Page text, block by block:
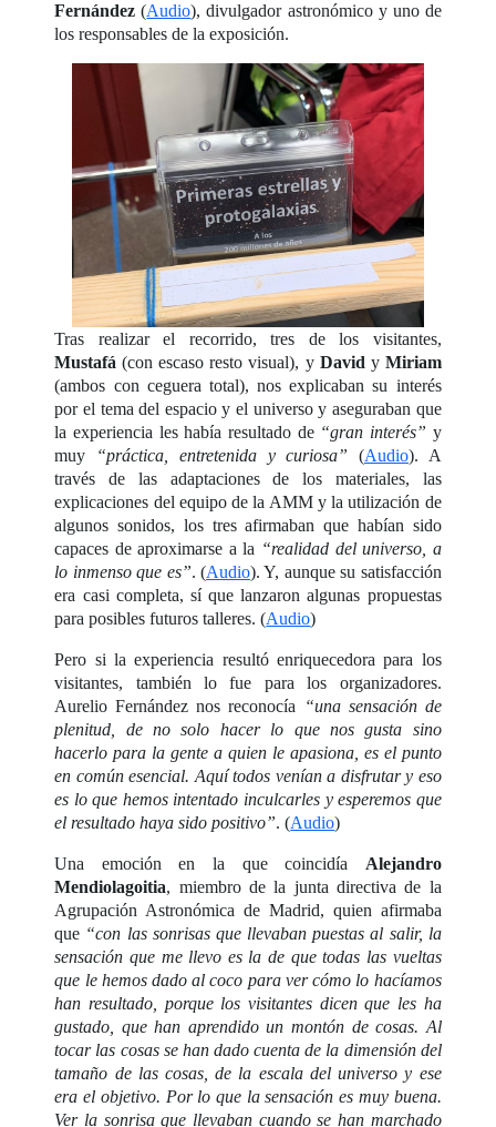
Fernández(Audio), divulgador astronómico y uno de
los responsables de la exposición.
Tras realizar el recorrido, tres de los visitantes,
Mustafá (con escaso resto visual), y David y Miriam
(ambos con ceguera total), nos explicaban su interés
por el tema del espacio y el universo y aseguraban que
la experiencia les había resultado de “gran interés” y
muy
“práctica, entretenida y curiosa” (Audio). A
través de las adaptaciones de los materiales, las
explicaciones del equipo de la AMM y la utilización de
algunos sonidos, los tres afirmaban que habían sido
capaces de aproximarse a la “realidad del universo, a
lo inmenso que es”. (Audio). Y, aunque su satisfacción
era casi completa, sí que lanzaron algunas propuestas
para posibles futuros talleres. (Audio)
Pero si la experiencia resultó enriquecedora para los
visitantes, también lo fue para los organizadores.
Aurelio Fernández nos reconocía
“una sensación de
plenitud, de no solo hacer lo que nos gusta sino
hacerlo para la gente a quien le apasiona, es el punto
en común esencial. Aquí todos venían a disfrutar y eso
es lo que hemos intentado inculcarles y esperemos que
el resultado haya sido positivo”. (Audio)
Una emoción en la que coincidía Alejandro
Mendiolagoitia, miembro de la junta directiva de la
Agrupación Astronómica de Madrid, quien afirmaba
que “con las sonrisas que llevaban puestas al salir, la
sensación que me llevo es la de que todas las vueltas
que le hemos dado al coco para ver cómo lo hacíamos
han resultado, porque los visitantes dicen que les ha
gustado, que han aprendido un montón de cosas. Al
tocar las cosas se han dado cuenta de la dimensión del
tamaño de las cosas, de la escala del universo y ese
era el objetivo. Por lo que la sensación es muy buena.
Ver la sonrisa que llevaban cuando se han marchado